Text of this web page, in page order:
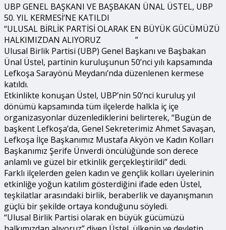
UBP GENEL BAŞKANI VE BAŞBAKAN ÜNAL ÜSTEL, UBP
50. YIL KERMESİ’NE KATILDI
“ULUSAL BİRLİK PARTİSİ OLARAK EN BÜYÜK GÜCÜMÜZÜ
HALKIMIZDAN ALIYORUZ
”
Ulusal Birlik Partisi (UBP) Genel Başkanı ve Başbakan
Ünal Üstel, partinin kuruluşunun 50’nci yılı kapsamında
Lefkoşa Sarayönü Meydanı’nda düzenlenen kermese
katıldı.
Etkinlikte konuşan Üstel, UBP’nin 50’nci kuruluş yıl
dönümü kapsamında tüm ilçelerde halkla iç içe
organizasyonlar düzenlediklerini belirterek, “Bugün de
başkent Lefkoşa’da, Genel Sekreterimiz Ahmet Savaşan,
Lefkoşa İlçe Başkanımız Mustafa Akyön ve Kadın Kolları
Başkanımız Şerife Ünverdi öncülüğünde son derece
anlamlı ve güzel bir etkinlik gerçekleştirildi” dedi.
Farklı ilçelerden gelen kadın ve gençlik kolları üyelerinin
etkinliğe yoğun katılım gösterdiğini ifade eden Üstel,
teşkilatlar arasındaki birlik, beraberlik ve dayanışmanın
güçlü bir şekilde ortaya konduğunu söyledi.
“Ulusal Birlik Partisi olarak en büyük gücümüzü